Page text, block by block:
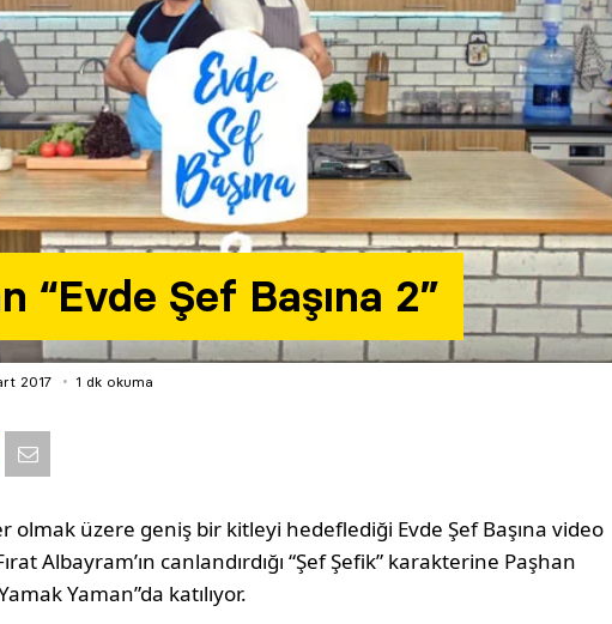
“Evde Şef Başına 2”
2017 1 dk okuma
olmak üzere geniş bir kitleyi hedeflediği Evde Şef Başına video
Albayram’ın canlandırdığı “Şef Şefik” karakterine Paşhan
Yaman”da katılıyor.